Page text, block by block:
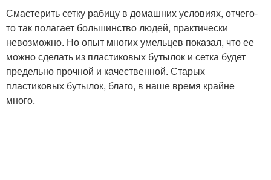
Смастерить сетку рабицу в домашних условиях, отчего-
то так полагает большинство людей, практически
невозможно. Но опыт многих умельцев показал, что ее
можно сделать из пластиковых бутылок и сетка будет
предельно прочной и качественной. Старых
пластиковых бутылок, благо, в наше время крайне
много.